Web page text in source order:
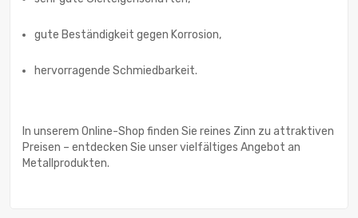
gute Beständigkeit gegen Korrosion,
hervorragende Schmiedbarkeit.
In unserem Online-Shop finden Sie reines Zinn zu attraktiven
Preisen – entdecken Sie unser vielfältiges Angebot an
Metallprodukten.